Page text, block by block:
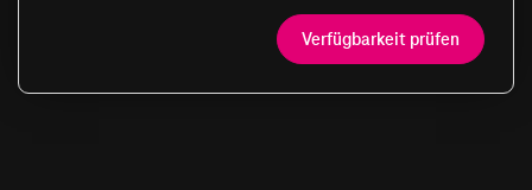
Verfügbarkeit prüfen